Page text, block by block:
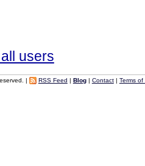
users
| RSS Feed | Blog| Contact| Terms of